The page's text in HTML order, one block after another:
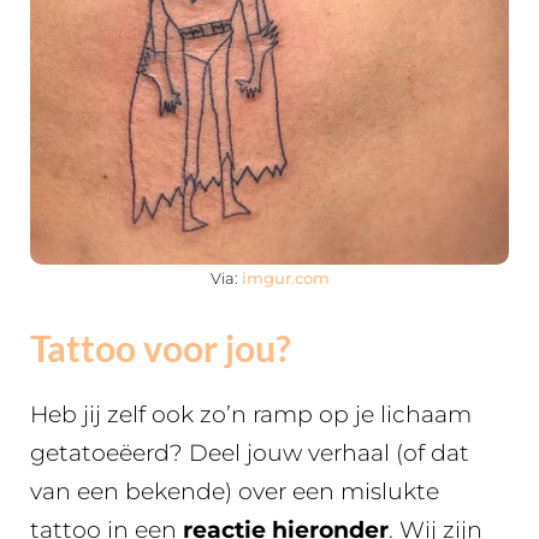
Via: imgur.com
Tattoo voor jou?
Heb jij zelf ook zo’n ramp op je lichaam
getatoeëerd? Deel jouw verhaal (of dat
van een bekende) over een mislukte
tattoo in een reactie hieronder. Wij zijn